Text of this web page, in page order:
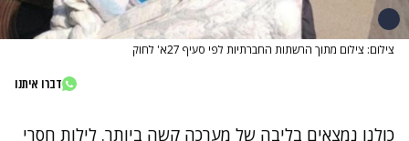
צילום: צילום מתוך הרשתות החברתיות לפי סעיף 27א' לחוק
דברו איתנו
כולנו נמצאים בליבה של מערכה קשה ביותר. לילות חסרי